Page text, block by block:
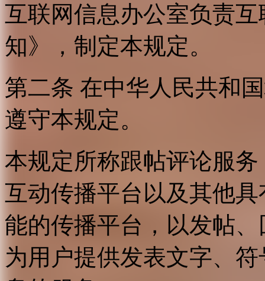
互联网信息办公室负责
知》，制定本规定。
第二条 在中华人民共和
遵守本规定。
本规定所称跟帖评论服
互动传播平台以及其他
能的传播平台，以发帖
为用户提供发表文字、